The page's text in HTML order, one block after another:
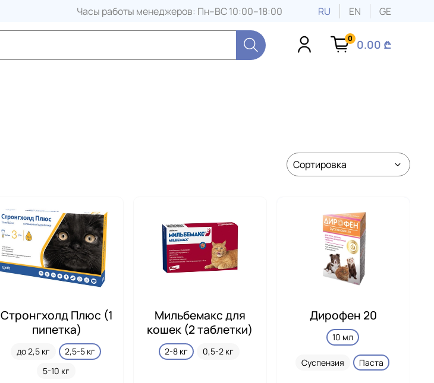
Часы работы менеджеров: Пн–ВС 10:00–18:00 RU EN GE
0 0.00 ₾
Стронгхолд Плюс (1
пипетка)
до 2,5 кг
2,5-5 кг
5-10 кг
Мильбемакс для
кошек (2 таблетки)
2-8 кг 0,5-2 кг
Дирофен 20
10 мл
Суспензия Паста